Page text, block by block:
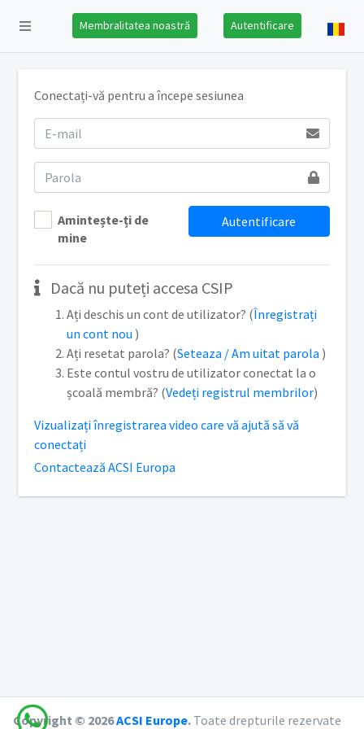
Membralitatea noastră Autentificare
Conectați-vă pentru a începe sesiunea
Amintește-ți de
mine
Autentificare
Dacă nu puteți accesa CSIP
Ați deschis un cont de utilizator? (Înregistrați
un cont nou )
Ați resetat parola? (Seteaza / Am uitat parola )
Este contul vostru de utilizator conectat la o
școală membră? (Vedeți registrul membrilor)
Vizualizați înregistrarea video care vă ajută să vă
conectați
Contactează ACSI Europa
Copyright © 2026ACSI Europe. Toate drepturile rezervate